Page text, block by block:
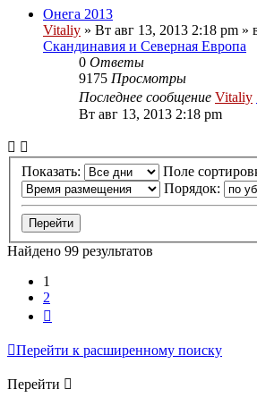
Онега 2013
Vitaliy » Вт авг 13, 2013 2:18 pm »
Скандинавия и Северная Европа
0 Ответы
9175 Просмотры
Последнее сообщение Vitaliy
Вт авг 13, 2013 2:18 pm
Показать:
Поле
Порядок:
Найдено 99 результатов
1
2
Перейти к расширенному поиску
Перейти